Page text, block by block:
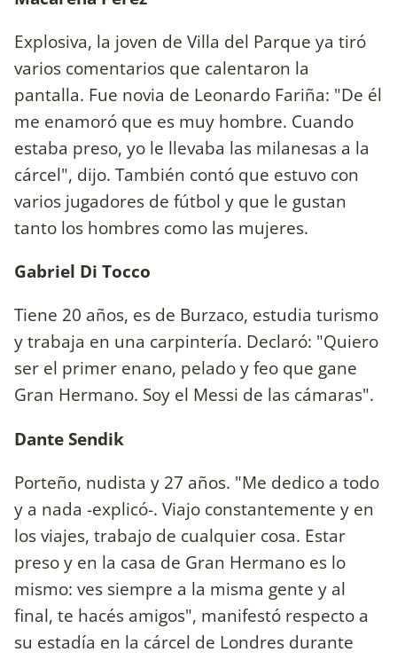
Explosiva, la joven de Villa del Parque ya tiró
varios comentarios que calentaron la
pantalla. Fue novia de Leonardo Fariña: "De él
me enamoró que es muy hombre. Cuando
estaba preso, yo le llevaba las milanesas a la
cárcel", dijo. También contó que estuvo con
varios jugadores de fútbol y que le gustan
tanto los hombres como las mujeres.
Gabriel Di Tocco
Tiene 20 años, es de Burzaco, estudia turismo
y trabaja en una carpintería. Declaró: "Quiero
ser el primer enano, pelado y feo que gane
Gran Hermano. Soy el Messi de las cámaras".
Dante Sendik
Porteño, nudista y 27 años. "Me dedico a todo
y a nada -explicó-. Viajo constantemente y en
los viajes, trabajo de cualquier cosa. Estar
preso y en la casa de Gran Hermano es lo
mismo: ves siempre a la misma gente y al
final, te hacés amigos", manifestó respecto a
su estadía en la cárcel de Londres durante